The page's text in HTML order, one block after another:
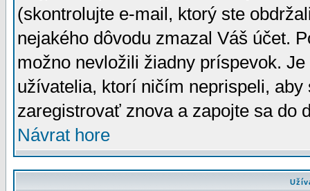
(skontrolujte e-mail, ktorý ste
nejakého dôvodu zmazal Váš účet.
možno nevložili žiadny príspevok.
užívatelia, ktorí ničím neprispeli,
zaregistrovať znova a zapojte sa do
Návrat hore